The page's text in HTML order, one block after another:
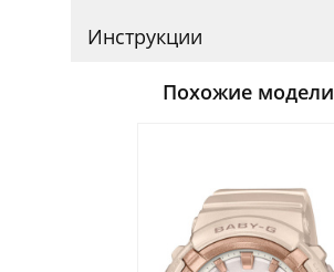
Инструкции
Похожие модели